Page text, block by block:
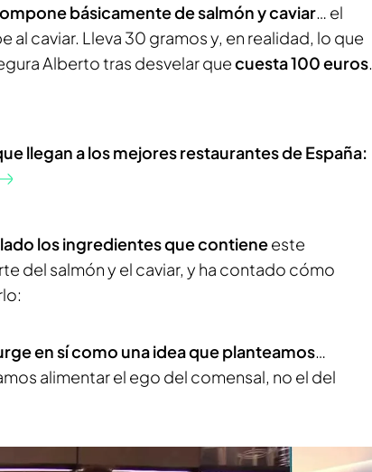
básicamente de salmón y caviar… el
al caviar. Lleva 30 gramos y, en realidad, lo que
Alberto tras desvelar quecuesta 100 euros.
llegan a los mejores restaurantes de España:
los ingredientes que contieneeste
del salmón y el caviar, y ha contado cómo
en sí como una idea que planteamos…
alimentar el ego del comensal, no el del